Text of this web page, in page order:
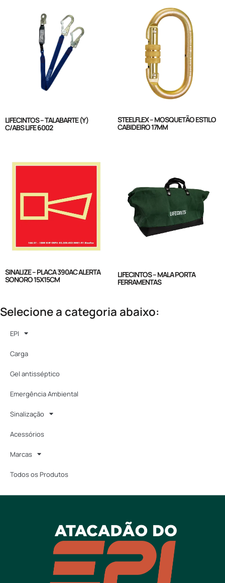
LIFECINTOS – TALABARTE (Y)
C/ABS LIFE 6002
STEELFLEX – MOSQUETÃO ESTILO
CABIDEIRO 17MM
SINALIZE – PLACA 390AC ALERTA
SONORO 15X15CM
LIFECINTOS – MALA PORTA
FERRAMENTAS
Selecione a categoria abaixo:
EPI
Carga
Gel antisséptico
Emergência Ambiental
Sinalização
Acessórios
Marcas
Todos os Produtos